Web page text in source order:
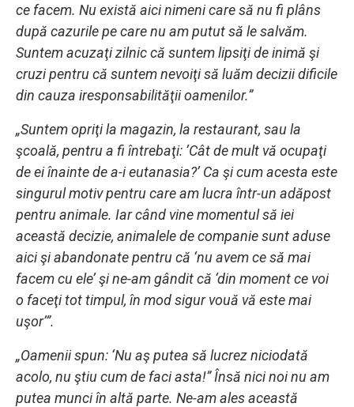
ce facem. Nu există aici nimeni care să nu fi plâns
după cazurile pe care nu am putut să le salvăm.
Suntem acuzaţi zilnic că suntem lipsiţi de inimă şi
cruzi pentru că suntem nevoiţi să luăm decizii dificile
din cauza iresponsabilităţii oamenilor.”
„Suntem opriţi la magazin, la restaurant, sau la
şcoală, pentru a fi întrebaţi: ‘Cât de mult vă ocupaţi
de ei înainte de a-i eutanasia?’ Ca şi cum acesta este
singurul motiv pentru care am lucra într-un adăpost
pentru animale. Iar când vine momentul să iei
această decizie, animalele de companie sunt aduse
aici şi abandonate pentru că ‘nu avem ce să mai
facem cu ele’ şi ne-am gândit că ‘din moment ce voi
o faceţi tot timpul, în mod sigur vouă vă este mai
uşor’”.
„Oamenii spun: ‘Nu aş putea să lucrez niciodată
acolo, nu ştiu cum de faci asta!” Însă nici noi nu am
putea munci în altă parte. Ne-am ales această